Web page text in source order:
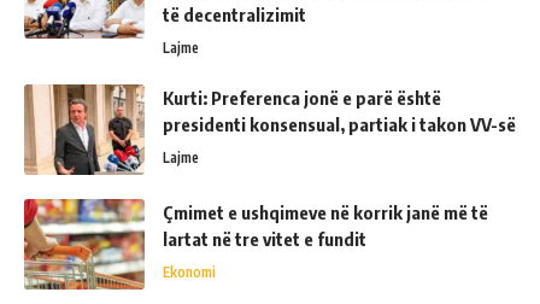
të decentralizimit
Lajme
Kurti: Preferenca jonë e parë është
presidenti konsensual, partiak i takon VV-së
Lajme
Çmimet e ushqimeve në korrik janë më të
lartat në tre vitet e fundit
Ekonomi